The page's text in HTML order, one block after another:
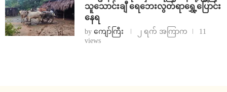
သူသောင်းချီ ရေဘေးလွတ်ရာရွှေ့ပြောင်း
နေရ
by ကျော်ကြီး ၂ ရက် အကြာက
11
views